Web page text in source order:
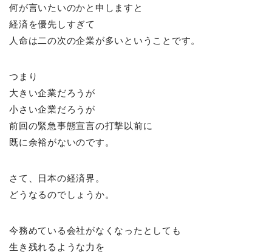
何が言いたいのかと申しますと
経済を優先しすぎて
人命は二の次の企業が多いということです。
つまり
大きい企業だろうが
小さい企業だろうが
前回の緊急事態宣言の打撃以前に
既に余裕がないのです。
さて、日本の経済界。
どうなるのでしょうか。
今務めている会社がなくなったとしても
生き残れるような力を